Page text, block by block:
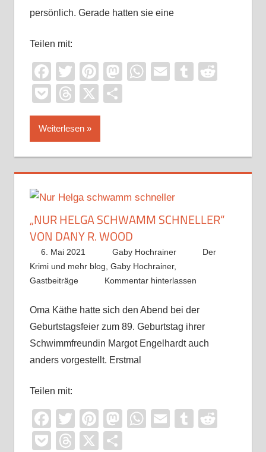
persönlich. Gerade hatten sie eine
Teilen mit:
Facebook
TwitterPinterest
Mastodon
WhatsApp
EmailTumblr
PocketThreads
X
Weiterlesen
„NUR HELGA SCHWAMM SCHNELLER“
VON DANY R. WOOD
6. Mai 2021 Gaby Hochrainer
Der
Krimi und mehr blog Gaby Hochrainer,
Gastbeiträge
Kommentar hinterlassen
Oma Käthe hatte sich den Abend bei der
Geburtstagsfeier zum 89. Geburtstag ihrer
Schwimmfreundin Margot Engelhardt auch
anders vorgestellt. Erstmal
Teilen mit:
Facebook
TwitterPinterest
Mastodon
WhatsApp
EmailTumblr
PocketThreads
X